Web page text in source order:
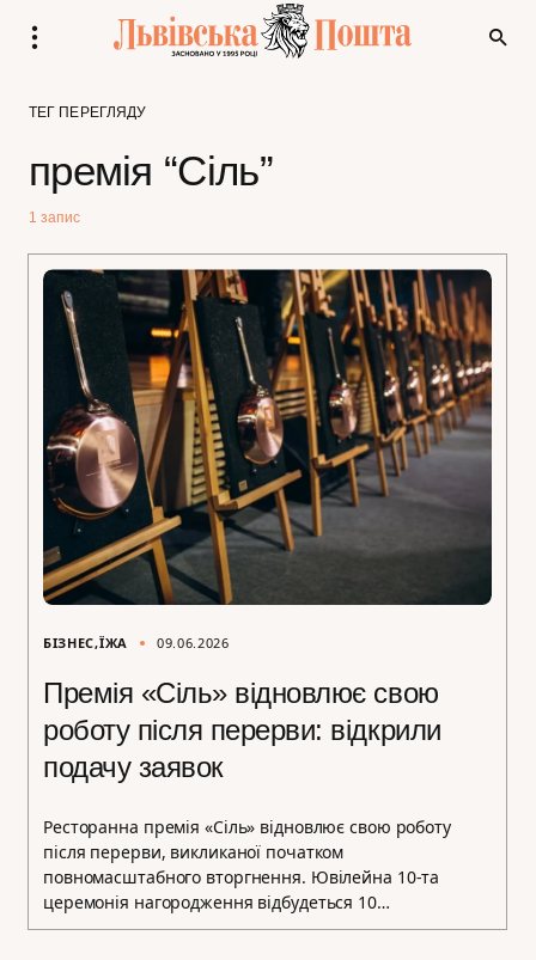
ТЕГ ПЕРЕГЛЯДУ
премія “Сіль”
1 запис
БІЗНЕС ЇЖА 09.06.2026
Премія «Сіль» відновлює свою
роботу після перерви: відкрили
подачу заявок
Ресторанна премія «Сіль» відновлює свою роботу
після перерви, викликаної початком
повномасштабного вторгнення. Ювілейна 10-та
церемонія нагородження відбудеться 10…